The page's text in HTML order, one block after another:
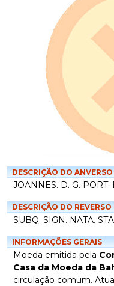
DESCRIÇÃO DO ANVERSO
JOANNES. D. G. PORT.
DESCRIÇÃO DO REVERSO
SUBQ. SIGN. NATA.
INFORMAÇÕES GERAIS
Moeda emitida pela
Casa da Moeda da
circulação comum.